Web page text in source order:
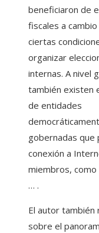
beneficiaron de
fiscales a
ciertas
organizar
internas. A nivel
también existen
de entidades
gobernadas que
conexión a
miembros, como
… .
El autor también
sobre el